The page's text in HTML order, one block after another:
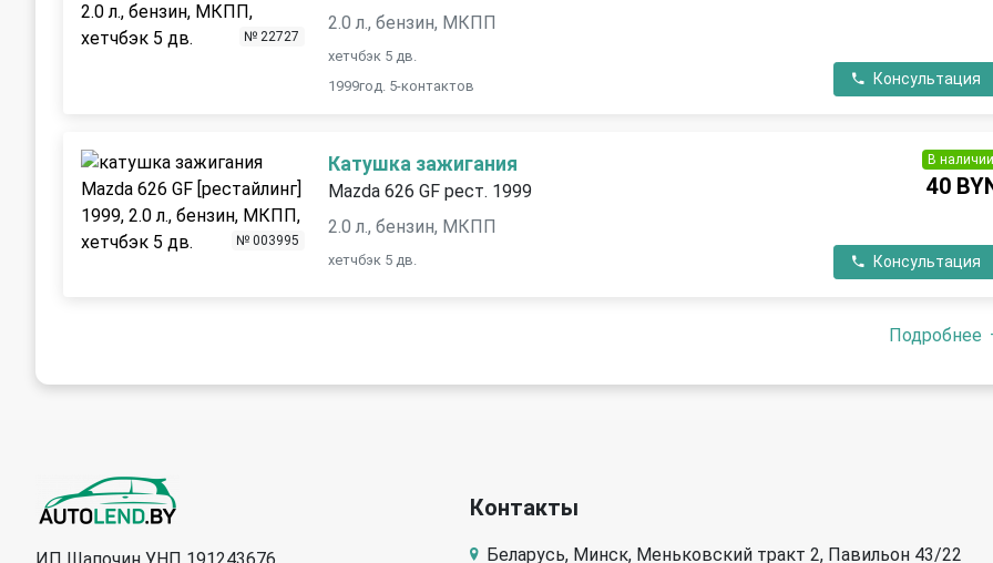
№ 22727
2.0 л., бензин, МКПП
хетчбэк 5 дв.
1999год. 5-контактов
Консультация
№ 003995
Катушка зажигания
Mazda 626 GF рест. 1999
2.0 л., бензин, МКПП
хетчбэк 5 дв.
В наличии
40
Консультация
Подробнее
Контакты
Беларусь, Минск, Меньковский тракт 2, Павильон 43/22